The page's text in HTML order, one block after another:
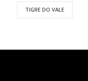
TIGRE DO VALE